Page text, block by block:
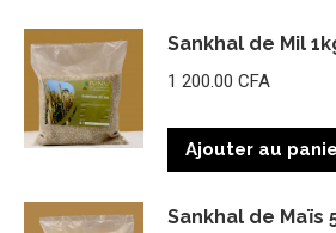
Sankhal de Mil
1 200.00 CFA
Ajouter au
Sankhal de Maïs